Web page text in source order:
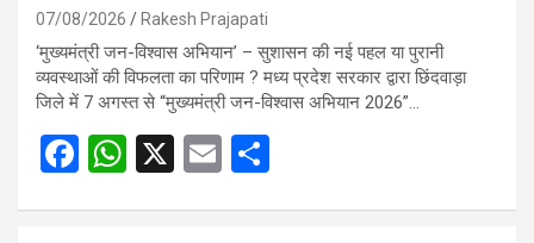
07/08/2026 Rakesh Prajapati
‘मुख्यमंत्री जन-विश्वास अभियान’ – सुशासन की नई पहल या पुरानी
व्यवस्थाओं की विफलता का परिणाम ? मध्य प्रदेश सरकार द्वारा छिंदवाड़ा
जिले में 7 अगस्त से “मुख्यमंत्री जन-विश्वास अभियान 2026”…
F
W X
E